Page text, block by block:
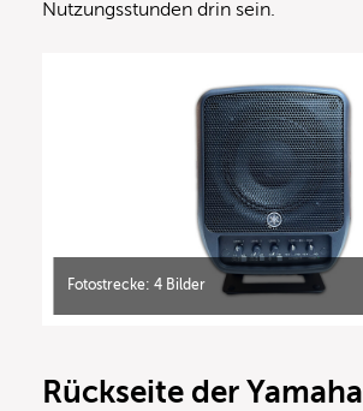
Nutzungsstunden drin sein.
Fotostrecke: 4 Bilder
Rückseite der Yamaha